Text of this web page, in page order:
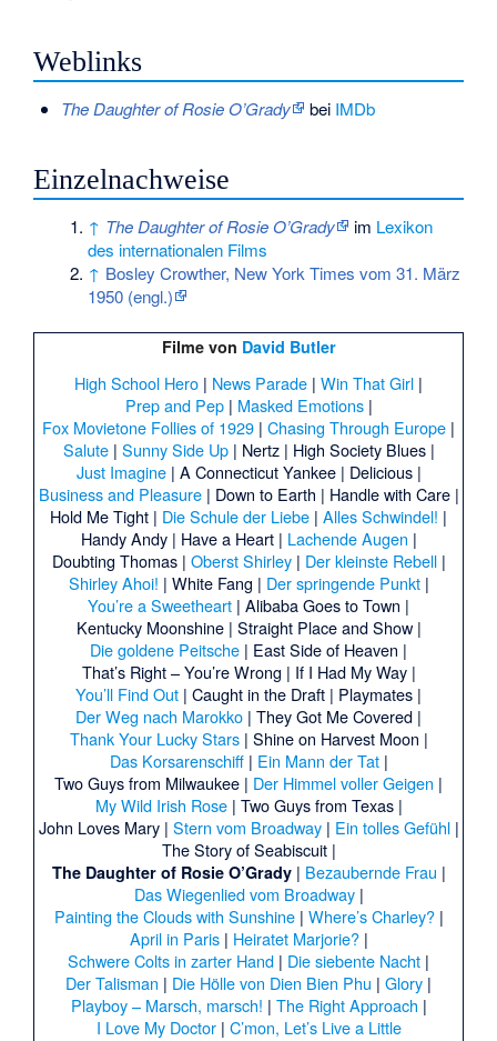
Weblinks
The Daughter of Rosie O’Grady bei IMDb
Einzelnachweise
↑ The Daughter of Rosie O’Grady im Lexikon
des internationalen Films
↑ Bosley Crowther, New York Times vom 31. März
1950 (engl.)
Filme von David Butler
High School Hero | News Parade | Win That Girl |
Prep and Pep| Masked Emotions|
Fox Movietone Follies of 1929 | Chasing Through Europe |
Salute| Sunny Side Up| Nertz | High Society Blues |
Just Imagine| A Connecticut Yankee | Delicious |
Business and Pleasure| Down to Earth | Handle with Care |
Hold Me Tight | Die Schule der Liebe | Alles Schwindel! |
Handy Andy | Have a Heart | Lachende Augen |
Doubting Thomas | Oberst Shirley| Der kleinste Rebell|
Shirley Ahoi! | White Fang | Der springende Punkt|
You’re a Sweetheart | Alibaba Goes to Town |
Kentucky Moonshine | Straight Place and Show |
Die goldene Peitsche | East Side of Heaven |
That’s Right – You’re Wrong | If I Had My Way |
You’ll Find Out | Caught in the Draft | Playmates |
Der Weg nach Marokko | They Got Me Covered |
Thank Your Lucky Stars| Shine on Harvest Moon |
Das Korsarenschiff| Ein Mann der Tat|
Two Guys from Milwaukee | Der Himmel voller Geigen |
My Wild Irish Rose| Two Guys from Texas |
John Loves Mary | Stern vom Broadway| Ein tolles Gefühl|
The Story of Seabiscuit |
The Daughter of Rosie O’Grady| Bezaubernde Frau |
Das Wiegenlied vom Broadway|
Painting the Clouds with Sunshine| Where’s Charley?|
April in Paris| Heiratet Marjorie?|
Schwere Colts in zarter Hand | Die siebente Nacht |
Der Talisman | Die Hölle von Dien Bien Phu | Glory |
Playboy – Marsch, marsch! | The Right Approach |
I Love My Doctor| C’mon, Let’s Live a Little